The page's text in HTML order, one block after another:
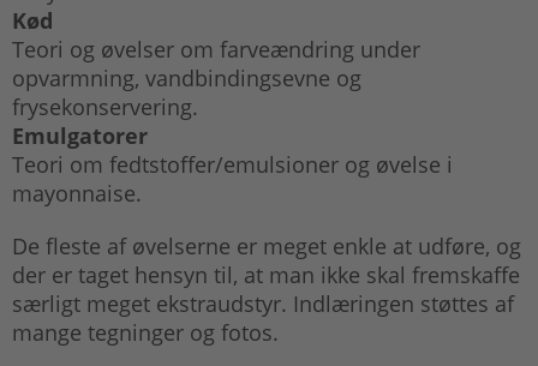
Kød
Teori og øvelser om farveændring under
opvarmning, vandbindingsevne og
frysekonservering.
Emulgatorer
Teori om fedtstoffer/emulsioner og øvelse i
mayonnaise.
De fleste af øvelserne er meget enkle at udføre, og
der er taget hensyn til, at man ikke skal fremskaffe
særligt meget ekstraudstyr. Indlæringen støttes af
mange tegninger og fotos.